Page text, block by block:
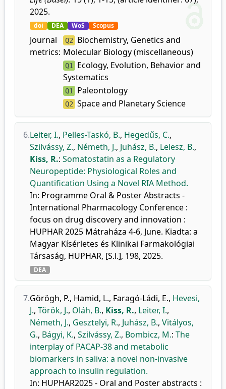
2025.
doi DEA WoS Scopus
Journal
metrics:
Q2
Biochemistry, Genetics and
Molecular Biology (miscellaneous)
Q1
Ecology, Evolution, Behavior and
Systematics
Q1 Paleontology
Q2 Space and Planetary Science
6.Leiter, I., Pelles-Taskó, B., Hegedűs, C.,
Szilvássy, Z., Németh, J., Juhász, B., Lelesz, B.,
Kiss, R.: Somatostatin as a Regulatory
Neuropeptide: Physiological Roles and
Quantification Using a Novel RIA Method.
In: Programme Oral & Poster Abstracts -
International Pharmacology Conference :
focus on drug discovery and innovation :
HUPHAR 2025 Mátraháza 4-6, June. Kiadta: a
Magyar Kísérletes és Klinikai Farmakológiai
Társaság, HUPHAR, [S.l.], 198, 2025.
DEA
7.Görögh, P., Hamid, L., Faragó-Ládi, E., Hevesi,
J., Török, J., Oláh, B., Kiss, R., Leiter, I.,
Németh, J., Gesztelyi, R., Juhász, B., Vitályos,
G., Bágyi, K., Szilvássy, Z., Bombicz, M.: The
interplay of PACAP-38 and metabolic
biomarkers in saliva: a novel non-invasive
approach to insulin regulation.
In: HUPHAR2025 - Oral and Poster abstracts :